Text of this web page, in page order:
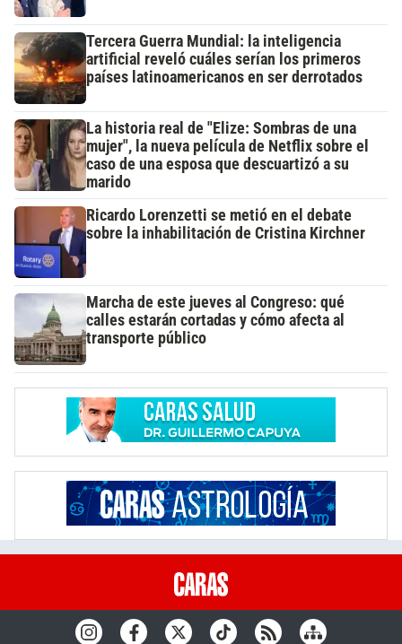
Tercera Guerra Mundial: la inteligencia
artificial reveló cuáles serían los primeros
países latinoamericanos en ser derrotados
La historia real de "Elize: Sombras de una
mujer", la nueva película de Netflix sobre el
caso de una esposa que descuartizó a su
marido
Ricardo Lorenzetti se metió en el debate
sobre la inhabilitación de Cristina Kirchner
Marcha de este jueves al Congreso: qué
calles estarán cortadas y cómo afecta al
transporte público